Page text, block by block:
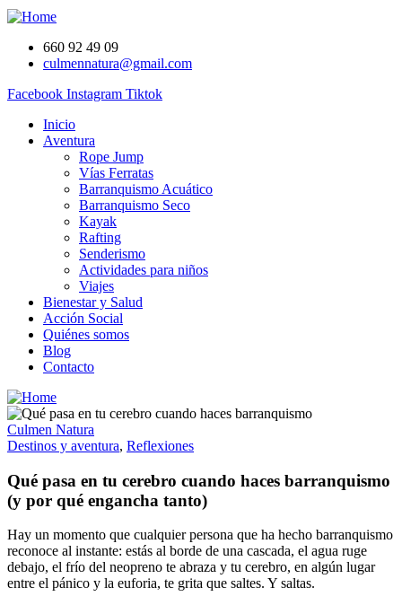
660 92 49 09
culmennatura@gmail.com
Facebook Instagram Tiktok
Inicio
Aventura
Rope Jump
Vías Ferratas
Barranquismo Acuático
Barranquismo Seco
Kayak
Rafting
Senderismo
Actividades para niños
Viajes
Bienestar y Salud
Acción Social
Quiénes somos
Blog
Contacto
Culmen Natura
Destinos y aventura, Reflexiones
Qué pasa en tu cerebro cuando haces barranquismo
(y por qué engancha tanto)
Hay un momento que cualquier persona que ha hecho barranquismo
reconoce al instante: estás al borde de una cascada, el agua ruge
debajo, el frío del neopreno te abraza y tu cerebro, en algún lugar
entre el pánico y la euforia, te grita que saltes. Y saltas.